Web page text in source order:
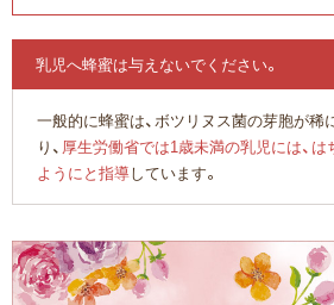
乳児へ蜂蜜は与えないでください。
一般的に蜂蜜は、ボツリヌス菌の芽胞が稀
り、 厚生労働省では1歳未満の乳児には、
ようにと指導しています。